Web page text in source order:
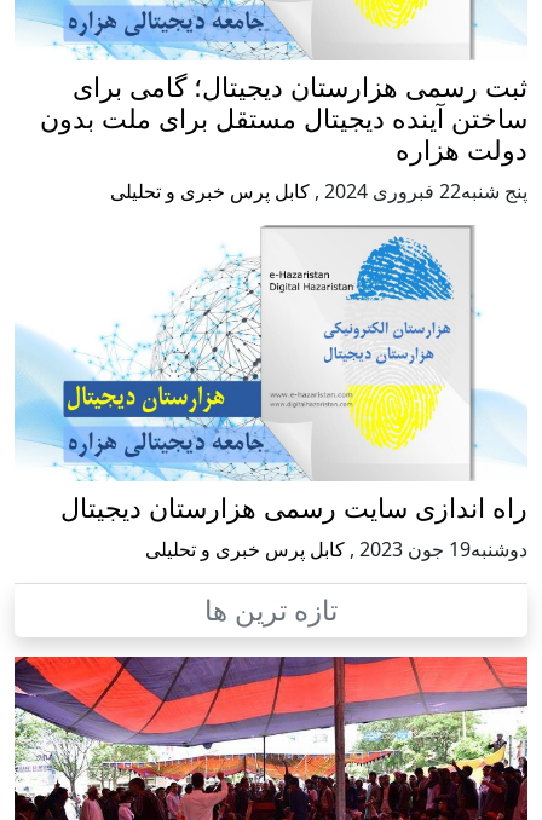
ثبت رسمی هزارستان دیجیتال؛ گامی برای
ساختن آینده دیجیتال مستقل برای ملت بدون
دولت هزاره
پنج شنبه22 فبروری 2024 , کابل پرس خبری و تحلیلی
راه اندازی سایت رسمی هزارستان دیجیتال
دوشنبه19 جون 2023 , کابل پرس خبری و تحلیلی
تازه ترین ها